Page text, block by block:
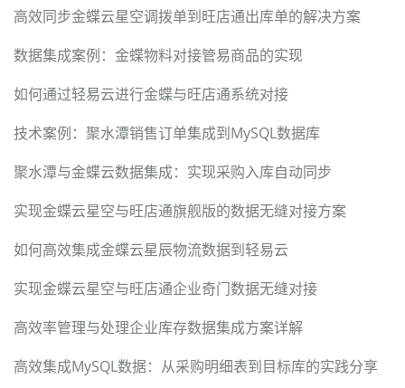
高效同步金蝶云星空调拨单到旺店通出库单的解决方案
数据集成案例：金蝶物料对接管易商品的实现
如何通过轻易云进行金蝶与旺店通系统对接
技术案例：聚水潭销售订单集成到MySQL数据库
聚水潭与金蝶云数据集成：实现采购入库自动同步
实现金蝶云星空与旺店通旗舰版的数据无缝对接方案
如何高效集成金蝶云星辰物流数据到轻易云
实现金蝶云星空与旺店通企业奇门数据无缝对接
高效率管理与处理企业库存数据集成方案详解
高效集成MySQL数据：从采购明细表到目标库的实践分享